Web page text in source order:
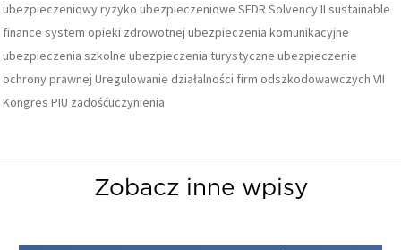
ubezpieczeniowyryzyko ubezpieczeniowe SFDR Solvency II sustainable
finance system opieki zdrowotnej ubezpieczenia komunikacyjne
ubezpieczenia szkolne ubezpieczenia turystyczne ubezpieczenie
ochrony prawnej Uregulowanie działalności firm odszkodowawczych VII
Kongres PIU zadośćuczynienia
Zobacz inne wpisy